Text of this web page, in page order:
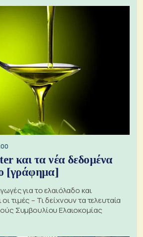
και τα νέα δεδομένα
[γράφημα]
για το ελαιόλαδο και
τιμές – Τι δείχνουν τα τελευταία
Συμβουλίου Ελαιοκομίας